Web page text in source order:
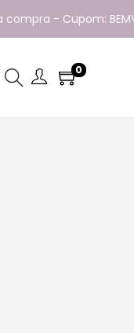
- Cupom:
0